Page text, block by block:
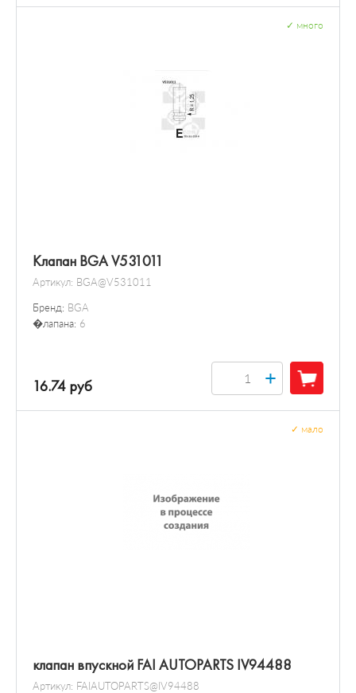
Клапан BGA V531011
Артикул: BGA@V531011
Бренд: BGA
�лапана: 6
много
16.74 руб +
клапан впускной FAI AUTOPARTS IV94488
Артикул: FAIAUTOPARTS@IV94488
мало